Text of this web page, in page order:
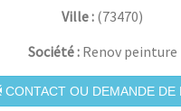
Ville : (73470)
Société : Renov peinture
CONTACT OU DEMANDE DE